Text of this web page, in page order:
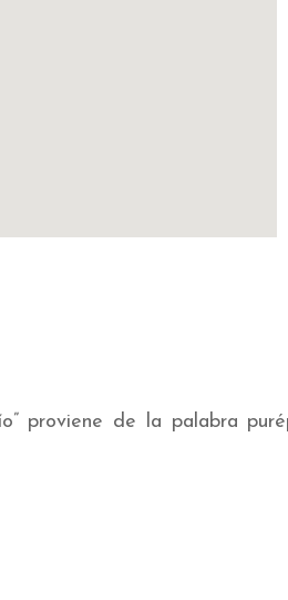
proviene de la palabra